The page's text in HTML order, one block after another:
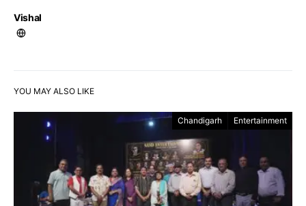
Vishal
YOU MAY ALSO LIKE
Chandigarh Entertainment